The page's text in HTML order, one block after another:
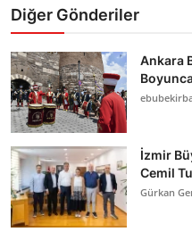
Diğer Gönderiler
Ankara
İzmir
Cemil
Gürkan